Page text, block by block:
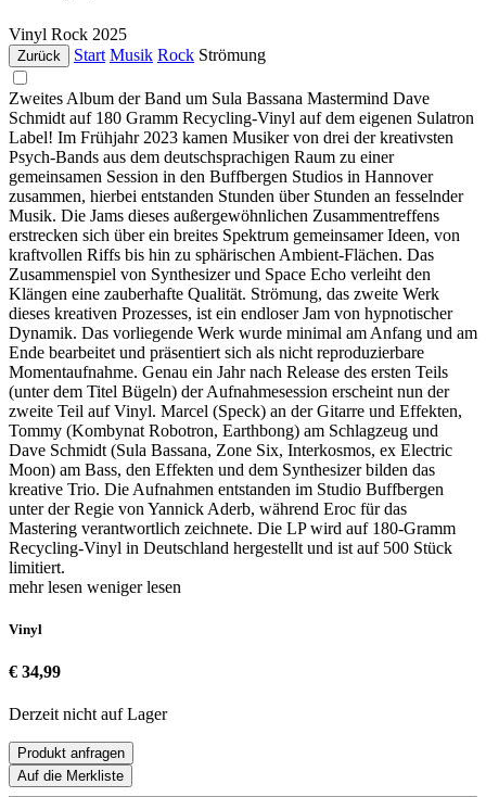
Vinyl Rock 2025
Zurück Start Musik Rock Strömung
Zweites Album der Band um Sula Bassana Mastermind Dave
Schmidt auf 180 Gramm Recycling-Vinyl auf dem eigenen Sulatron
Label! Im Frühjahr 2023 kamen Musiker von drei der kreativsten
Psych-Bands aus dem deutschsprachigen Raum zu einer
gemeinsamen Session in den Buffbergen Studios in Hannover
zusammen, hierbei entstanden Stunden über Stunden an fesselnder
Musik. Die Jams dieses außergewöhnlichen Zusammentreffens
erstrecken sich über ein breites Spektrum gemeinsamer Ideen, von
kraftvollen Riffs bis hin zu sphärischen Ambient-Flächen. Das
Zusammenspiel von Synthesizer und Space Echo verleiht den
Klängen eine zauberhafte Qualität. Strömung, das zweite Werk
dieses kreativen Prozesses, ist ein endloser Jam von hypnotischer
Dynamik. Das vorliegende Werk wurde minimal am Anfang und am
Ende bearbeitet und präsentiert sich als nicht reproduzierbare
Momentaufnahme. Genau ein Jahr nach Release des ersten Teils
(unter dem Titel Bügeln) der Aufnahmesession erscheint nun der
zweite Teil auf Vinyl. Marcel (Speck) an der Gitarre und Effekten,
Tommy (Kombynat Robotron, Earthbong) am Schlagzeug und
Dave Schmidt (Sula Bassana, Zone Six, Interkosmos, ex Electric
Moon) am Bass, den Effekten und dem Synthesizer bilden das
kreative Trio. Die Aufnahmen entstanden im Studio Buffbergen
unter der Regie von Yannick Aderb, während Eroc für das
Mastering verantwortlich zeichnete. Die LP wird auf 180-Gramm
Recycling-Vinyl in Deutschland hergestellt und ist auf 500 Stück
limitiert.
mehr lesen weniger lesen
Vinyl
€ 34,99
Derzeit nicht auf Lager
Produkt anfragen
Auf die Merkliste